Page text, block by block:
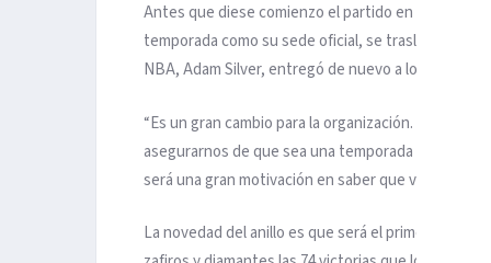
Antes que diese comienzo el partido en el Oracle
temporada como su sede oficial, se trasladan al
NBA, Adam Silver, entregó de nuevo a los
“Es un gran cambio para la organización. Lo
asegurarnos de que sea una temporada
será una gran motivación en saber que vamos a
La novedad del anillo es que será el primero